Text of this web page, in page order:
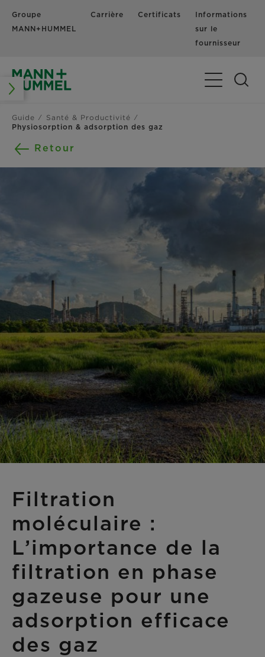
Groupe
MANN+HUMMEL
Carrière Certificats
Informations
sur le
fournisseur
Basculer la
Guide
Santé & Productivité
Physiosorption & adsorption des gaz
Retour
Filtration
moléculaire :
L’importance de la
filtration en phase
gazeuse pour une
adsorption efficace
des gaz